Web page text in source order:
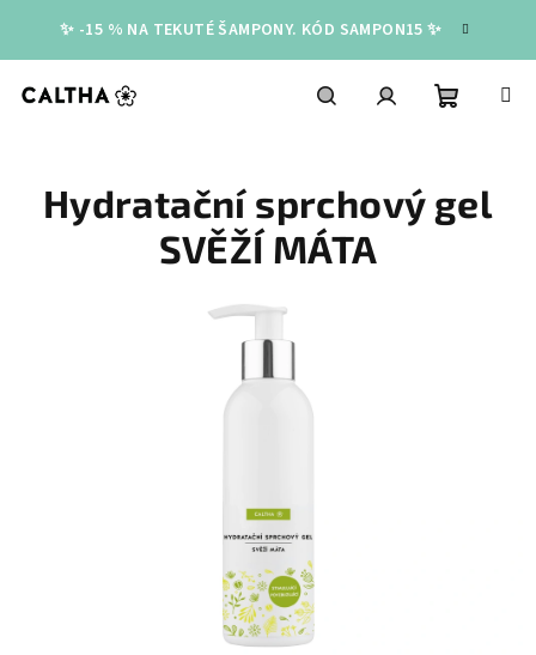
obsah
✨ -15 % NA TEKUTÉ ŠAMPONY. KÓD SAMPON15 ✨
košík
Hydratační sprchový gel
SVĚŽÍ MÁTA